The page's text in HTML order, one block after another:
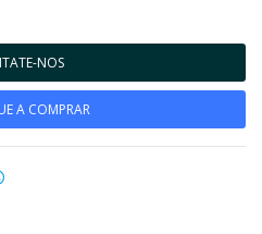
NOS
A COMPRAR